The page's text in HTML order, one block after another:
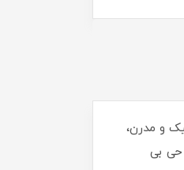
و مدرن،
بی